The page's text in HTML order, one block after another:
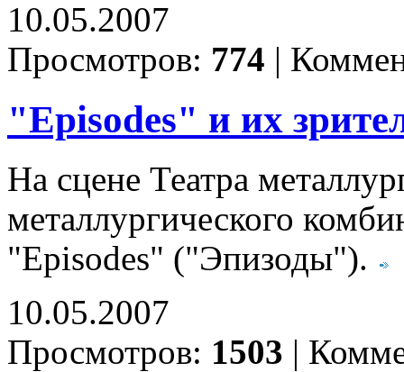
10.05.2007
Просмотров: 774 |
"Episodes" и их
На сцене Театра
металлургического
"Episodes" ("Эпизоды").
10.05.2007
Просмотров: 1503 |